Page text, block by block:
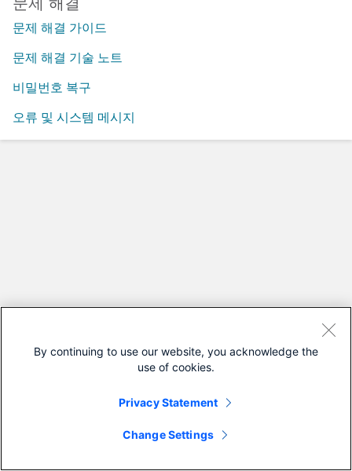
문제 해결 가이드
문제 해결 기술 노트
비밀번호 복구
오류 및 시스템 메시지
By continuing to use our website, you acknowledge the
use of cookies.
Privacy Statement
Change Settings